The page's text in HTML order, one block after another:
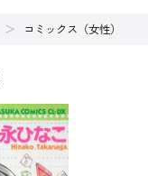
コミックス（女性）